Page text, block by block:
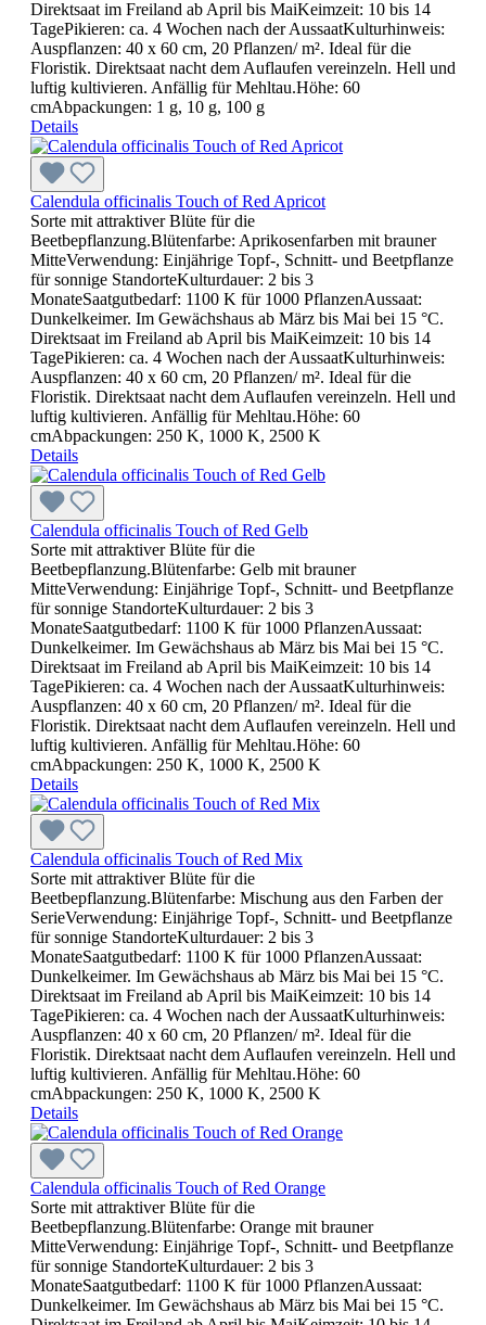
Direktsaat im Freiland ab April bis MaiKeimzeit: 10 bis 14
TagePikieren: ca. 4 Wochen nach der AussaatKulturhinweis:
Auspflanzen: 40 x 60 cm, 20 Pflanzen/ m². Ideal für die
Floristik. Direktsaat nacht dem Auflaufen vereinzeln. Hell und
luftig kultivieren. Anfällig für Mehltau.Höhe: 60
cmAbpackungen: 1 g, 10 g, 100 g
Details
Calendula officinalis Touch of Red Apricot
Sorte mit attraktiver Blüte für die
Beetbepflanzung.Blütenfarbe: Aprikosenfarben mit brauner
MitteVerwendung: Einjährige Topf-, Schnitt- und Beetpflanze
für sonnige StandorteKulturdauer: 2 bis 3
MonateSaatgutbedarf: 1100 K für 1000 PflanzenAussaat:
Dunkelkeimer. Im Gewächshaus ab März bis Mai bei 15 °C.
Direktsaat im Freiland ab April bis MaiKeimzeit: 10 bis 14
TagePikieren: ca. 4 Wochen nach der AussaatKulturhinweis:
Auspflanzen: 40 x 60 cm, 20 Pflanzen/ m². Ideal für die
Floristik. Direktsaat nacht dem Auflaufen vereinzeln. Hell und
luftig kultivieren. Anfällig für Mehltau.Höhe: 60
cmAbpackungen: 250 K, 1000 K, 2500 K
Details
Calendula officinalis Touch of Red Gelb
Sorte mit attraktiver Blüte für die
Beetbepflanzung.Blütenfarbe: Gelb mit brauner
MitteVerwendung: Einjährige Topf-, Schnitt- und Beetpflanze
für sonnige StandorteKulturdauer: 2 bis 3
MonateSaatgutbedarf: 1100 K für 1000 PflanzenAussaat:
Dunkelkeimer. Im Gewächshaus ab März bis Mai bei 15 °C.
Direktsaat im Freiland ab April bis MaiKeimzeit: 10 bis 14
TagePikieren: ca. 4 Wochen nach der AussaatKulturhinweis:
Auspflanzen: 40 x 60 cm, 20 Pflanzen/ m². Ideal für die
Floristik. Direktsaat nacht dem Auflaufen vereinzeln. Hell und
luftig kultivieren. Anfällig für Mehltau.Höhe: 60
cmAbpackungen: 250 K, 1000 K, 2500 K
Details
Calendula officinalis Touch of Red Mix
Sorte mit attraktiver Blüte für die
Beetbepflanzung.Blütenfarbe: Mischung aus den Farben der
SerieVerwendung: Einjährige Topf-, Schnitt- und Beetpflanze
für sonnige StandorteKulturdauer: 2 bis 3
MonateSaatgutbedarf: 1100 K für 1000 PflanzenAussaat:
Dunkelkeimer. Im Gewächshaus ab März bis Mai bei 15 °C.
Direktsaat im Freiland ab April bis MaiKeimzeit: 10 bis 14
TagePikieren: ca. 4 Wochen nach der AussaatKulturhinweis:
Auspflanzen: 40 x 60 cm, 20 Pflanzen/ m². Ideal für die
Floristik. Direktsaat nacht dem Auflaufen vereinzeln. Hell und
luftig kultivieren. Anfällig für Mehltau.Höhe: 60
cmAbpackungen: 250 K, 1000 K, 2500 K
Details
Calendula officinalis Touch of Red Orange
Sorte mit attraktiver Blüte für die
Beetbepflanzung.Blütenfarbe: Orange mit brauner
MitteVerwendung: Einjährige Topf-, Schnitt- und Beetpflanze
für sonnige StandorteKulturdauer: 2 bis 3
MonateSaatgutbedarf: 1100 K für 1000 PflanzenAussaat:
Dunkelkeimer. Im Gewächshaus ab März bis Mai bei 15 °C.